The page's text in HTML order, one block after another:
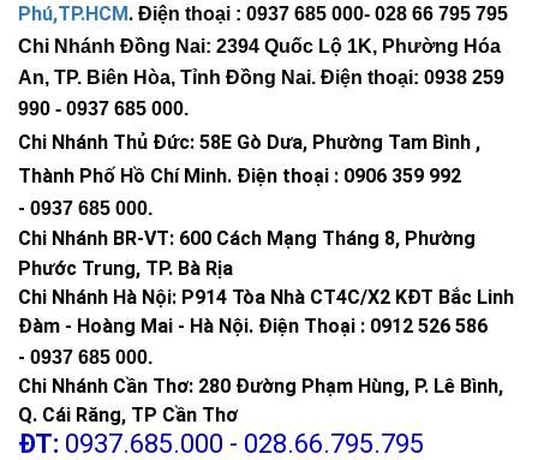
Phú,TP.HCM. Điện thoại : 0937 685 000- 028 66 795 795
Chi Nhánh Đồng Nai: 2394 Quốc Lộ 1K, Phường Hóa
An, TP. Biên Hòa, Tỉnh Đồng Nai. Điện thoại: 0938 259
990 - 0937 685 000.
Chi Nhánh Thủ Đức: 58E Gò Dưa, Phường Tam Bình ,
Thành Phố Hồ Chí Minh. Điện thoại : 0906 359 992
- 0937 685 000.
Chi Nhánh BR-VT: 600 Cách Mạng Tháng 8, Phường
Phước Trung, TP. Bà Rịa
Chi Nhánh Hà Nội: P914 Tòa Nhà CT4C/X2 KĐT Bắc Linh
Đàm - Hoàng Mai - Hà Nội. Điện Thoại : 0912 526 586
- 0937 685 000.
Chi Nhánh Cần Thơ: 280 Đường Phạm Hùng, P. Lê Bình,
Q. Cái Răng, TP Cần Thơ
ĐT: 0937.685.000 - 028.66.795.795